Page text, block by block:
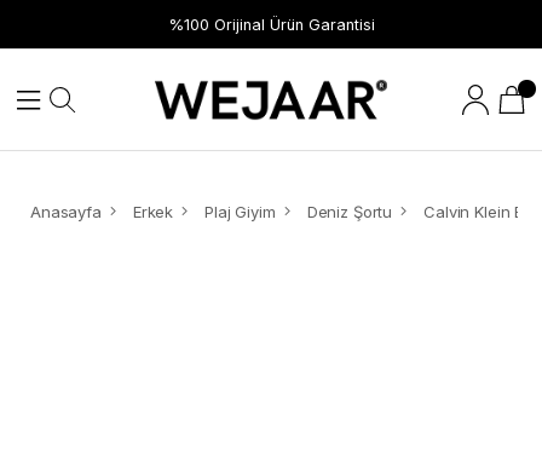
%100 Orijinal Ürün Garantisi
Hızlı Teslimat
Anasayfa Erkek Plaj Giyim Deniz Şortu